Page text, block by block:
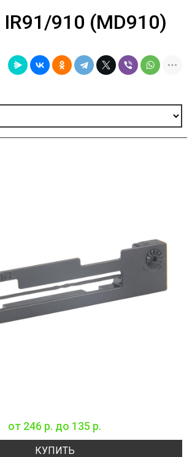
IR91/910 (MD910)
от 246 р. до 135 р.
КУПИТЬ